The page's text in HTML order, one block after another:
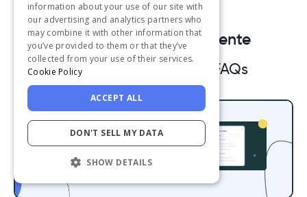
4. Melhoria do suporte ao cliente
Recurso: Centros de ajuda e FAQs
information about your use of our site with
our advertising and analytics partners who
may combine it with other information that
you’ve provided to them or that they’ve
collected from your use of their services.
Cookie Policy
ACCEPT ALL
DON'T SELL MY DATA
SHOW DETAILS